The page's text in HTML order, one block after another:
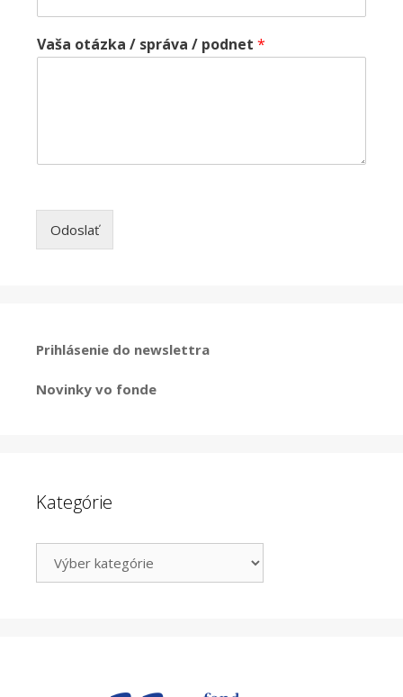
Vaša otázka / správa / podnet *
Odoslať
Prihlásenie do newslettra
Novinky vo fonde
Kategórie